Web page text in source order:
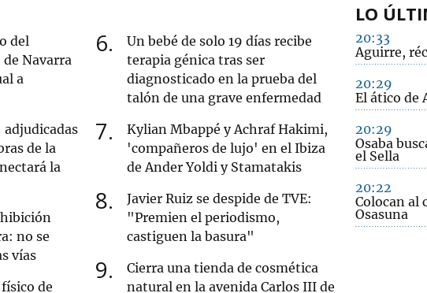
del
Navarra
a
adjudicadas
de la
la
no se
vías
de
6
Un bebé de solo 19 días recibe
terapia génica tras ser
diagnosticado en la prueba del
talón de una grave enfermedad
7
Kylian Mbappé y Achraf Hakimi,
'compañeros de lujo' en el Ibiza
de Ander Yoldi y Stamatakis
8
Javier Ruiz se despide de TVE:
"Premien el periodismo,
castiguen la basura"
9
Cierra una tienda de cosmética
natural en la avenida Carlos III de
LO
20:33
Aguirre,
20:29
El ático de
20:29
Osaba
el Sella
20:22
Colocan al
Osasuna